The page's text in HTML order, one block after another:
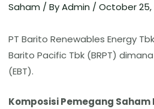
Saham / ByAdmin / October 25,
PT Barito Renewables Energy
Barito Pacific Tbk (BRPT)
(EBT).
Komposisi Pemegang Saham